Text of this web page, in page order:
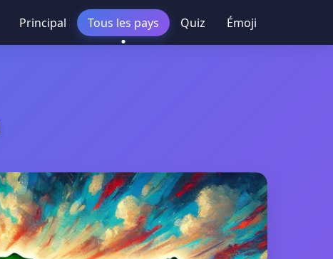
Principal Tous les pays Quiz Émoji